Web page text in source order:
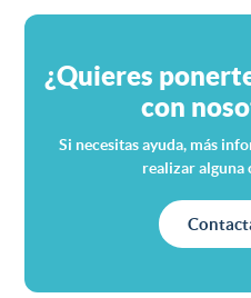
¿Quieres
con
Si necesitas ayuda, más
realizar alguna